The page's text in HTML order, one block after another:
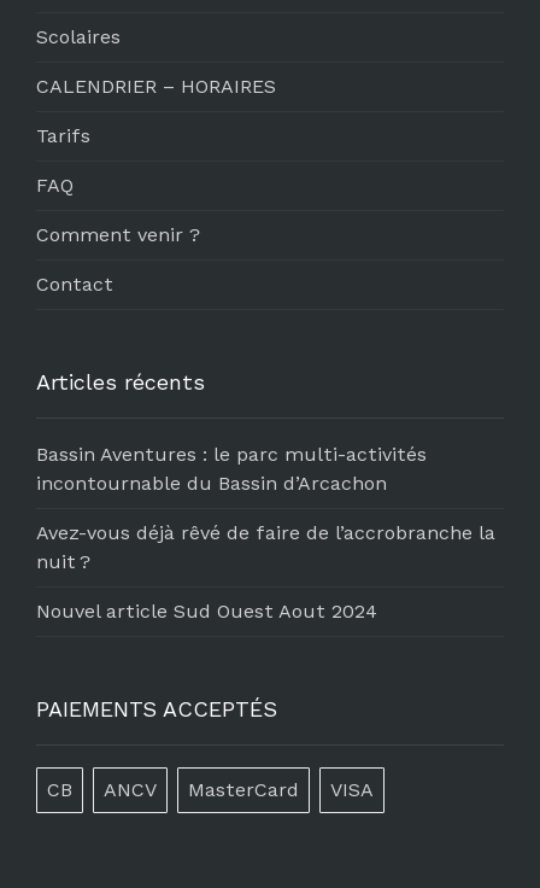
Scolaires
CALENDRIER – HORAIRES
Tarifs
FAQ
Comment venir ?
Contact
Articles récents
Bassin Aventures : le parc multi-activités
incontournable du Bassin d’Arcachon
Avez-vous déjà rêvé de faire de l’accrobranche la
nuit ?
Nouvel article Sud Ouest Aout 2024
PAIEMENTS ACCEPTÉS
CB ANCV MasterCard VISA